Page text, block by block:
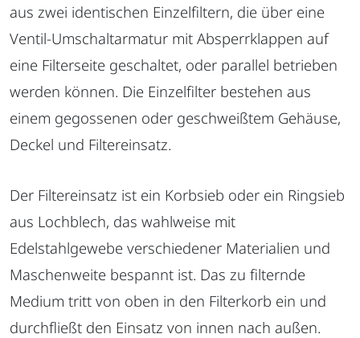
aus zwei identischen Einzelfiltern, die über eine
Ventil-Umschaltarmatur mit Absperrklappen auf
eine Filterseite geschaltet, oder parallel betrieben
werden können. Die Einzelfilter bestehen aus
einem gegossenen oder geschweißtem Gehäuse,
Deckel und Filtereinsatz.
Der Filtereinsatz ist ein Korbsieb oder ein Ringsieb
aus Lochblech, das wahlweise mit
Edelstahlgewebe verschiedener Materialien und
Maschenweite bespannt ist. Das zu filternde
Medium tritt von oben in den Filterkorb ein und
durchfließt den Einsatz von innen nach außen.